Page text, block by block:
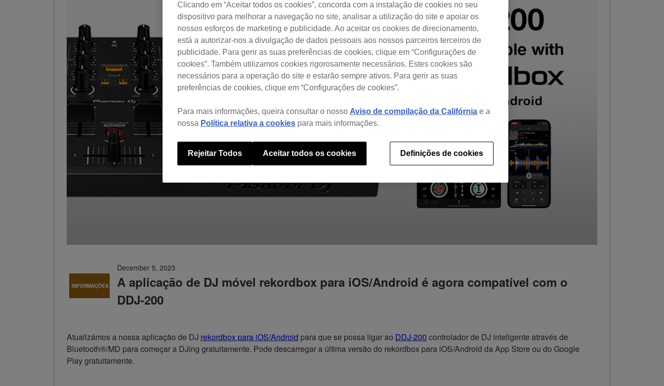
INFORMAÇÕES
December 5, 2023
A aplicação de DJ móvel rekordbox para iOS/Android é agora compatível com o
DDJ-200
Atualizámos a nossa aplicação de DJ rekordbox para iOS/Android para que se possa ligar ao DDJ-200 controlador de DJ inteligente através de
Bluetooth®/MD para começar a DJing gratuitamente. Pode descarregar a última versão do rekordbox para iOS/Android da App Store ou do Google
Play gratuitamente.
Clicando em “Aceitar todos os cookies”, concorda com a instalação de cookies no seu
dispositivo para melhorar a navegação no site, analisar a utilização do site e apoiar os
nossos esforços de marketing e publicidade. Ao aceitar os cookies de direcionamento,
está a autorizar-nos a divulgação de dados pessoais aos nossos parceiros terceiros de
publicidade. Para gerir as suas preferências de cookies, clique em “Configurações de
cookies”. Também utilizamos cookies rigorosamente necessários. Estes cookies são
necessários para a operação do site e estarão sempre ativos. Para gerir as suas
preferências de cookies, clique em “Configurações de cookies”.
Para mais informações, queira consultar o nosso Aviso de compilação da Califórnia e a
nossa Política relativa a cookies para mais informações.
Definições de cookies
Rejeitar Todos Aceitar todos os cookies